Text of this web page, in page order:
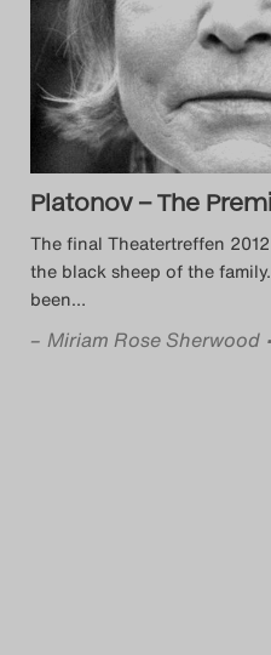
Das
Das
Das
Platonov – The
The final Theatertreffen
the black sheep of the
been…
– Miriam Rose Sherwood